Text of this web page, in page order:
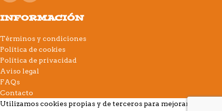
INFORMACIÓN
Términos y condiciones
Política de cookies
Política de privacidad
Aviso legal
FAQs
Contacto
Utilizamos cookies propias y de terceros para mejorar su